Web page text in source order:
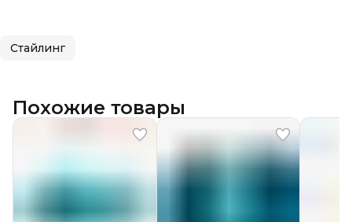
Стайлинг
Похожие товары